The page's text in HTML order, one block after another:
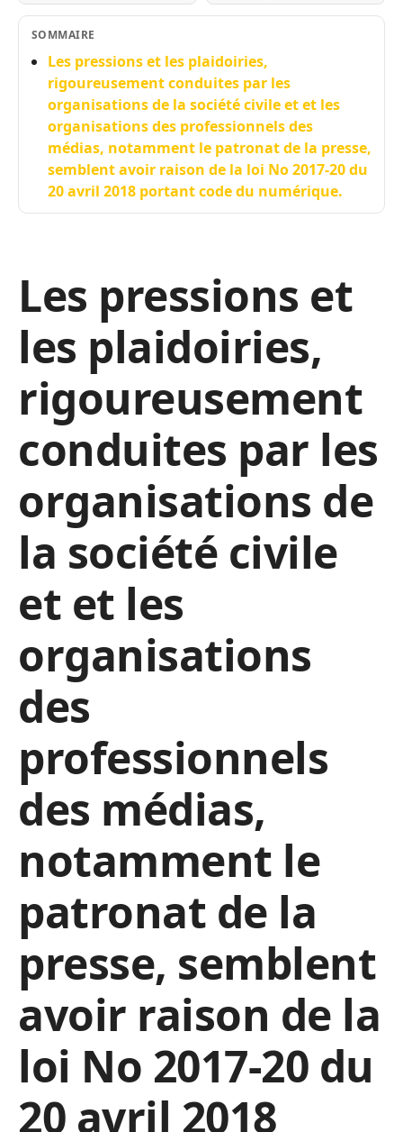
SOMMAIRE
Les pressions et les plaidoiries,
rigoureusement conduites par les
organisations de la société civile et et les
organisations des professionnels des
médias, notamment le patronat de la presse,
semblent avoir raison de la loi No 2017-20 du
20 avril 2018 portant code du numérique.
Les pressions et
les plaidoiries,
rigoureusement
conduites par les
organisations de
la société civile
et et les
organisations
des
professionnels
des médias,
notamment le
patronat de la
presse, semblent
avoir raison de la
loi No 2017-20 du
20 avril 2018